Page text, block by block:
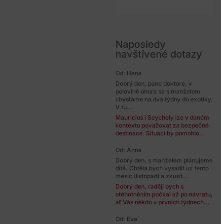
Naposledy
navštívené dotazy
Od: Hana
Dobrý den, pane doktore, v
polovině února se s manželem
chystáme na dva týdny do exotiky.
V tu...
Mauricius i Seychely lze v daném
kontextu považovat za bezpečné
destinace. Situaci by pomohlo...
Od: Anna
Dobrý den, s manželem plánujeme
dítě. Chtěla bych vysadit uz tento
měsíc (listopad) a zkusit...
Dobrý den, raději bych s
otěhotněním počkal až po návratu,
ať Vás někdo v prvních týdnech...
Od: Eva